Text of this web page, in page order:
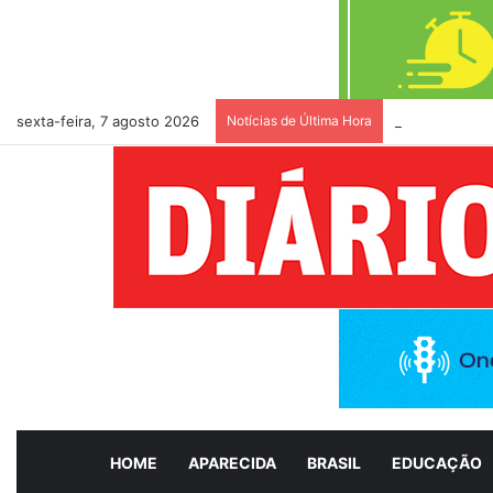
sexta-feira, 7 agosto 2026 Notícias de Última Hora
HOME APARECIDA BRASIL EDUCAÇÃO